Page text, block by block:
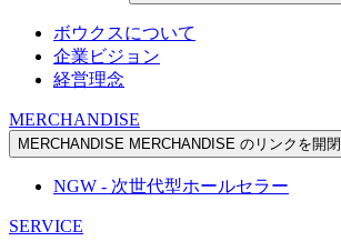
ボウクスについて
企業ビジョン
経営理念
MERCHANDISE
MERCHANDISE MERCHANDISE のリンクを開閉
NGW - 次世代型ホールセラー
SERVICE